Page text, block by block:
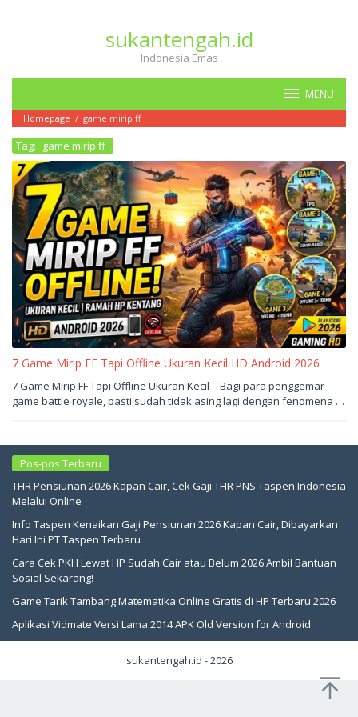
sukantengah.id
Indonesia Emas
MENU
Homepage / game mirip ff
Tag: game mirip ff
7 Game Mirip FF Tapi Offline Ukuran Kecil HD Android 2026
Mei
2026
7 Game Mirip FF Tapi Offline Ukuran Kecil – Bagi para penggemar
game battle royale, pasti sudah tidak asing lagi dengan fenomena …
Pos-pos Terbaru
THR Pensiunan 2026 Kapan Cair, Cek Gaji THR PNS Taspen Indonesia
Melalui Online
Info Taspen Kenaikan Gaji Pensiunan 2026 Kapan Cair, Dibayarkan
Hari Ini PT Taspen Terbaru
Cara Cek PKH Lewat HP Sudah Cair atau Belum 2026 Ambil Bantuan
Sosial Sekarang!
Game Tarik Tambang Matematika Online Gratis di HP Terbaru 2026
Aplikasi Vidmate Versi Lama 2014 APK Old Version for Android
sukantengah.id - 2026